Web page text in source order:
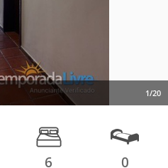
1/20
6 0